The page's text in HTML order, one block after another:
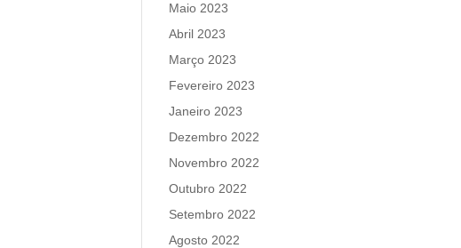
Maio 2023
Abril 2023
Março 2023
Fevereiro 2023
Janeiro 2023
Dezembro 2022
Novembro 2022
Outubro 2022
Setembro 2022
Agosto 2022